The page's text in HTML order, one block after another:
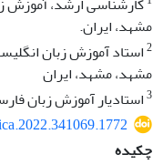
مشهد، ایران.
2استاد آموزش زبان
مشهد، مشهد، ایران
3استادیار آموزش زبان
چکیده